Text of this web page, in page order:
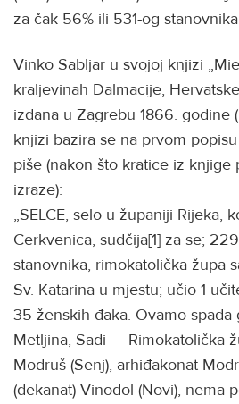
za čak 56% ili 531-og
Vinko Sabljar u svojoj knjizi
kraljevinah Dalmacije,
izdana u Zagrebu 1866. godine
knjizi bazira se na prvom
piše (nakon što kratice iz
izraze):
„SELCE, selo u županiji Rijeka,
Cerkvenica, sudčija[1] za se;
stanovnika, rimokatolička župa
Sv. Katarina u mjestu; učio 1
35 ženskih đaka. Ovamo spada
Metljina, Sadi — Rimokatolička
Modruš (Senj), arhiđakonat
(dekanat) Vinodol (Novi), nema